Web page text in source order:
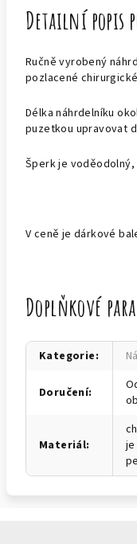
Detailní popis
Ručně vyrobený
pozlacené
Délka náhrdelníku
puzetkou upravovat
Šperk je
V ceně je dárkové
Doplňkové
Kategorie:
Doručení:
Materiál: